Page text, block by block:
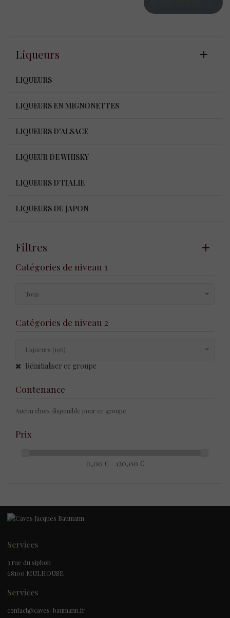
Liqueurs 
LIQUEURS
LIQUEURS EN MIGNONETTES
LIQUEURS D'ALSACE
LIQUEUR DE WHISKY
LIQUEURS D'ITALIE
LIQUEURS DU JAPON
Filtres
Catégories de niveau 1
Tous
Spiritueux (196)
Catégories de niveau 2
Liqueurs (196)
Tous
Réinitialiser ce groupe
Contenance
Aucun choix disponible pour ce groupe
Prix
0,00 € - 120,00 €
Services
3 rue du siphon
68100 MULHOUSE
Services
contact@caves-baumann.fr